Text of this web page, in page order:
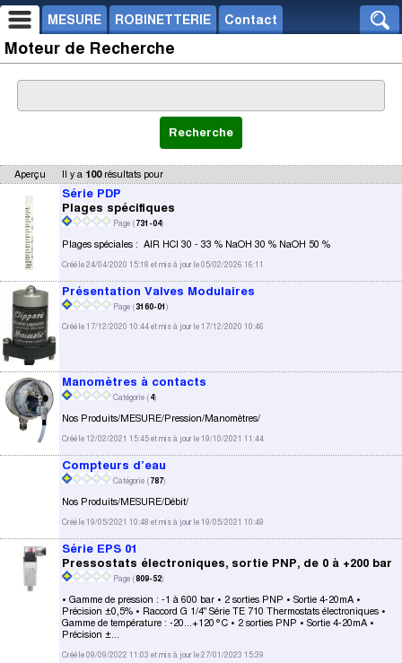
MESURE ROBINETTERIE Contact
Moteur de Recherche
Aperçu Il y a 100résultats pour
Série PDP
Plages spécifiques
Page ( 731-04)
Plages spéciales : AIR HCl 30 - 33 % NaOH 30 % NaOH 50 %
Créé le 24/04/2020 15:18 et mis à jour le 05/02/2026 16:11
Présentation Valves Modulaires
Page (3160-01 )
Créé le 17/12/2020 10:44 et mis à jour le 17/12/2020 10:46
Manomètres à contacts
Catégorie ( 4)
Nos Produits/MESURE/Pression/Manomètres/
Créé le 12/02/2021 15:45 et mis à jour le 19/10/2021 11:44
Compteurs d’eau
Catégorie ( 787)
Nos Produits/MESURE/Débit/
Créé le 19/05/2021 10:48 et mis à jour le 19/05/2021 10:49
Série EPS 01
Pressostats électroniques, sortie PNP, de 0 à +200 bar
Page (809-52)
• Gamme de pression : -1 à 600 bar • 2 sorties PNP • Sortie 4-20mA •
Précision ±0,5% • Raccord G 1/4" Série TE 710 Thermostats électroniques •
Gamme de température : -20...+120°C • 2 sorties PNP • Sortie 4-20mA •
Précision ±...
Créé le 09/09/2022 11:03 et mis à jour le 27/01/2023 15:39